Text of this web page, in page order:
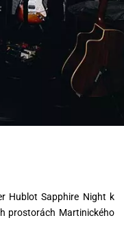
Hublot Sapphire Night k
prostorách Martinického